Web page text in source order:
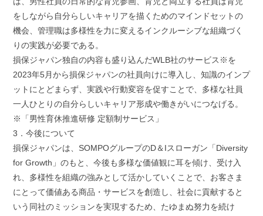
をしながら自分らしいキャリアを描くためのマインドセットの
機会、管理職は多様性を力に変えるインクルーシブな組織づく
りの実践が必要である。
損保ジャパン独自の内容も盛り込んだWLB社のサービス※を
2023年5月から損保ジャパンの社員向けに導入し、知識のインプ
ットにとどまらず、実践や行動変容を促すことで、多様な社員
一人ひとりの自分らしいキャリア形成や働きがいにつなげる。
※「男性育休推進研修 定額制サービス」
3．今後について
損保ジャパンは、SOMPOグループのD＆Iスローガン「Diversity
for Growth」のもと、今後も多様な価値観に耳を傾け、受け入
れ、多様性を組織の強みとして活かしていくことで、お客さま
にとって価値ある商品・サービスを創造し、社会に貢献すると
いう同社のミッションを実現するため、たゆまぬ努力を続け